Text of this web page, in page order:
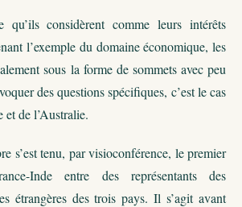
considèrent comme leurs intérêts
l’exemple du domaine économique, les
sous la forme de sommets avec peu
des questions spécifiques, c’est le cas
et de l’Australie.
s’est tenu, par visioconférence, le premier
Inde entre des représentants des
étrangères des trois pays. Il s’agit avant